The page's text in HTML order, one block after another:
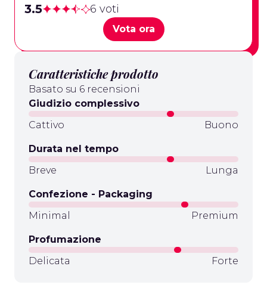
3.5 6 voti
Vota ora
Caratteristiche prodotto
Basato su 6 recensioni
Giudizio complessivo
Cattivo
Buono
Durata nel tempo
Breve
Lunga
Confezione - Packaging
Minimal
Premium
Profumazione
Delicata
Forte